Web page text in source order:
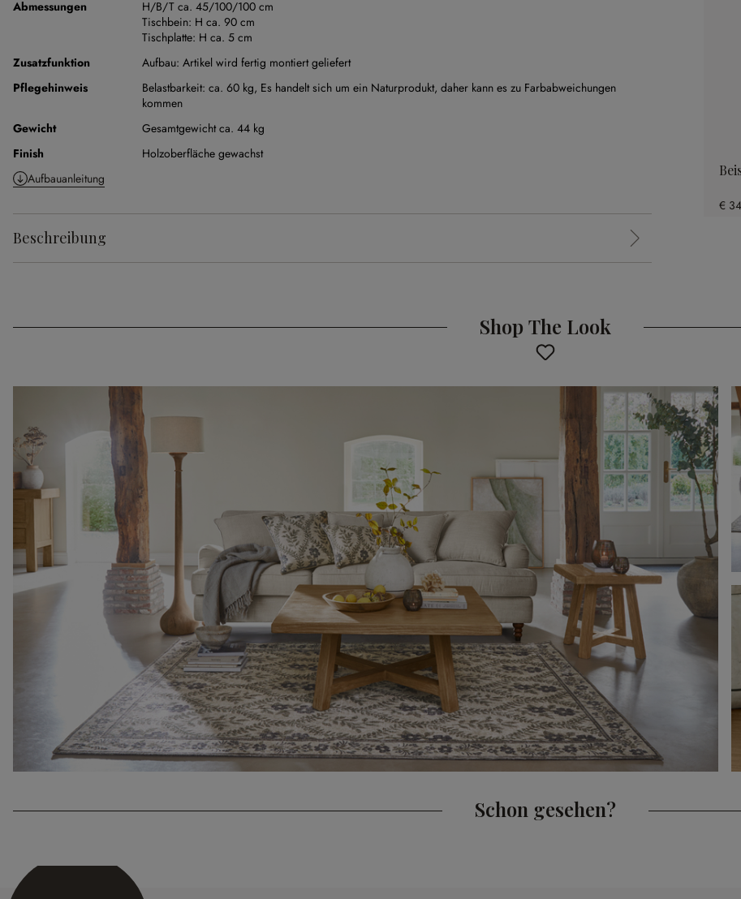
Abmessungen
H/B/T ca. 45/100/100 cm
Tischbein: H ca. 90 cm
Tischplatte: H ca. 5 cm
Zusatzfunktion
Aufbau: Artikel wird fertig montiert geliefert
Pflegehinweis
Belastbarkeit: ca. 60 kg, Es handelt sich um ein Naturprodukt, daher kann es zu Farbabweichungen
kommen
Gewicht
Gesamtgewicht ca. 44 kg
Finish
Holzoberfläche gewachst
Aufbauanleitung
Beschreibung
€
Shop The Look
Schon gesehen?